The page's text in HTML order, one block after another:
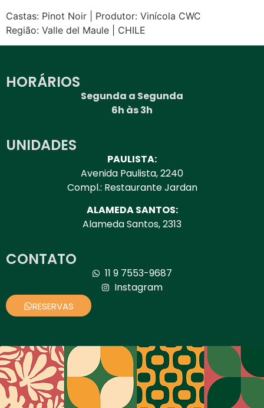
Castas: Pinot Noir | Produtor: Vinícola CWC
Região: Valle del Maule | CHILE
HORÁRIOS
Segunda a Segunda
6h às 3h
UNIDADES
PAULISTA:
Avenida Paulista, 2240
Compl.: Restaurante Jardan
ALAMEDA SANTOS:
Alameda Santos, 2313
CONTATO
11 9 7553-9687
Instagram
RESERVAS